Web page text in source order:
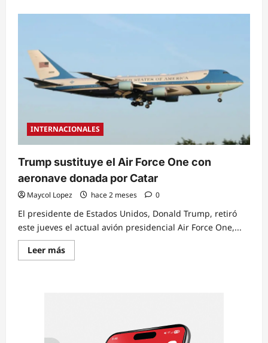
INTERNACIONALES
Trump sustituye el Air Force One con
aeronave donada por Catar
Maycol Lopez hace 2 meses 0
El presidente de Estados Unidos, Donald Trump, retiró
este jueves el actual avión presidencial Air Force One,...
Leer másRead
more